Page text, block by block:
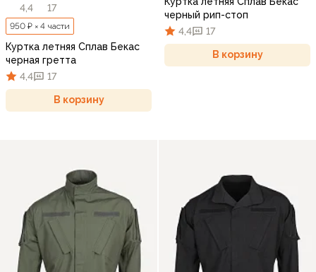
4,4
17
950 ₽ × 4 части
Куртка летняя Сплав Бекас
черная гретта
4,4
17
В корзину
черный рип-стоп
4,4
17
В корзину